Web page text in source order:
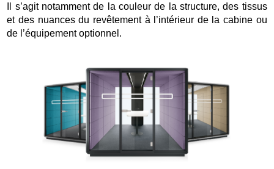
Il s’agit notamment de la couleur de la structure, des tissus
et des nuances du revêtement à l’intérieur de la cabine ou
de l’équipement optionnel.